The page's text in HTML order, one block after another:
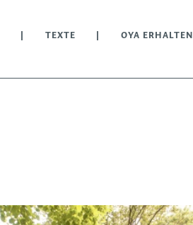
TEXTE OYA ERHALTEN